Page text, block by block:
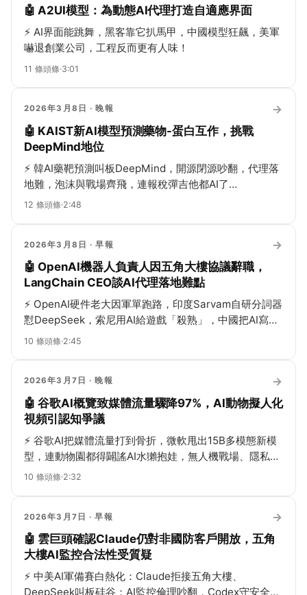
🤖 A2UI模型：為動態AI代理打造自適應界面
⚡ AI界面能跳舞，黑客靠它扒馬甲，中國模型狂飆，美軍
嚇退創業公司，工程反而更有人味！
11 條頭條·3:01
2026年3月8日 · 晚報
→
🤖 KAIST新AI模型預測藥物-蛋白互作，挑戰
DeepMind地位
⚡ 韓AI藥靶預測叫板DeepMind，開源閉源吵翻，代理落
地難，泡沫與戰場齊飛，連報稅彈吉他都AI了…
12 條頭條·2:48
2026年3月8日 · 早報
→
🤖 OpenAI機器人負責人因五角大樓協議辭職，
LangChain CEO談AI代理落地難點
⚡ OpenAI硬件老大因軍單跑路，印度Sarvam自研分詞器
懟DeepSeek，索尼用AI給遊戲「殺熟」，中國把AI寫進
五年計劃，開源粉絲擼龍蝦，聊天機器人卻把人聊崩潰
10 條頭條·2:45
2026年3月7日 · 晚報
→
🤖 谷歌AI概覽致媒體流量驟降97%，AI動物擬人化
視頻引認知爭議
⚡ 谷歌AI把媒體流量打到骨折，微軟甩出15B多模態新模
型，連動物園都得闢謠AI水獺抱娃，無人機戰場、隱私干
擾器、掃地機漏洞全上線，AI世界太瘋...
10 條頭條·2:32
2026年3月7日 · 早報
→
🤖 雲巨頭確認Claude仍對非國防客戶開放，五角
大樓AI監控合法性受質疑
⚡ 中美AI軍備賽白熱化：Claude拒接五角大樓、
DeepSeek叫板硅谷；AI監控倫理吵翻，Codex守安全，